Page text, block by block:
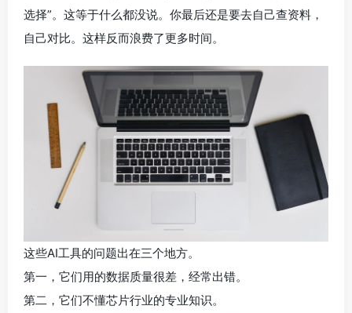
选择”。这等于什么都没说。你最后还是要去自己查资料，
自己对比。这样反而浪费了更多时间。
这些AI工具的问题出在三个地方。
第一，它们用的数据质量很差，经常出错。
第二，它们不懂芯片行业的专业知识。